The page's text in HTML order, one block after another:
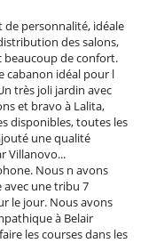
de personnalité, idéale
des salons,
beaucoup de confort.
cabanon idéal pour l
très joli jardin avec
et bravo à Lalita,
disponibles, toutes les
une qualité
Villanovo...
Nous n avons
avec une tribu 7
le jour. Nous avons
à Belair
les courses dans les